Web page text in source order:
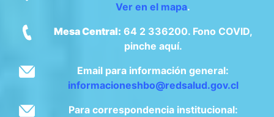
Ver en el mapa.
Mesa Central: 64 2 336200. Fono COVID,
pinche aquí.
Email para información general:
informacioneshbo@redsalud.gov.cl
Para correspondencia institucional: